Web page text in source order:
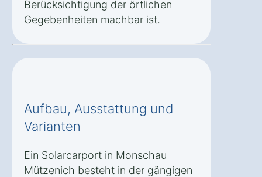
Berücksichtigung der örtlichen
Gegebenheiten machbar ist.
Aufbau, Ausstattung und
Varianten
Ein Solarcarport in Monschau
Mützenich besteht in der gängigen